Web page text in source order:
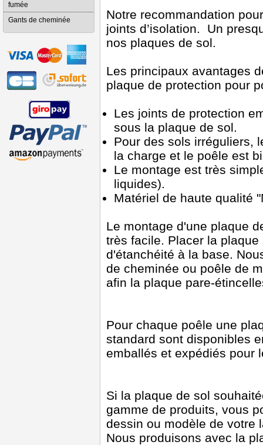
Notre recommandation
joints d’isolation. Un
nos plaques de sol.
Les principaux avantages
plaque de protection pour
Les joints de protection
sous la plaque de sol.
Pour des sols irréguliers,
la charge et le poêle est
Le montage est très
liquides).
Matériel de haute qualité
Le montage d'une plaque
très facile. Placer la
d'étanchéité à la base.
de cheminée ou poêle de
afin la plaque pare-
Pour chaque poêle une
standard sont disponibles
emballés et expédiés pour
Si la plaque de sol
gamme de produits, vous
dessin ou modèle de votre
Nous produisons avec la
fumée
Gants de cheminée